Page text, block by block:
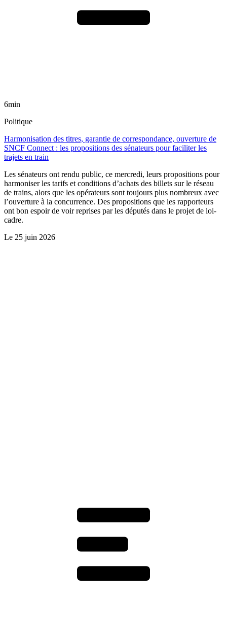
6min
Politique
Harmonisation des titres, garantie de correspondance, ouverture de
SNCF Connect : les propositions des sénateurs pour faciliter les
trajets en train
Les sénateurs ont rendu public, ce mercredi, leurs propositions pour
harmoniser les tarifs et conditions d’achats des billets sur le réseau
de trains, alors que les opérateurs sont toujours plus nombreux avec
l’ouverture à la concurrence. Des propositions que les rapporteurs
ont bon espoir de voir reprises par les députés dans le projet de loi-
cadre.
Le 25 juin 2026